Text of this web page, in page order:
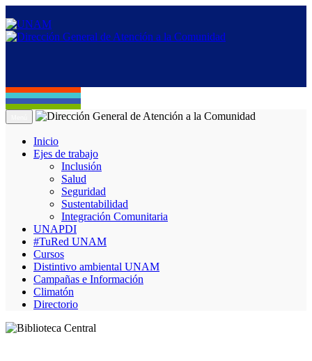
Inicio
Ejes de trabajo
Inclusión
Salud
Seguridad
Sustentabilidad
Integración Comunitaria
UNAPDI
#TuRed UNAM
Cursos
Distintivo ambiental UNAM
Campañas e Información
Climatón
Directorio